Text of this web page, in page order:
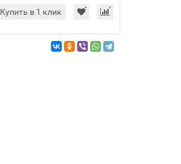
Купить в 1 клик